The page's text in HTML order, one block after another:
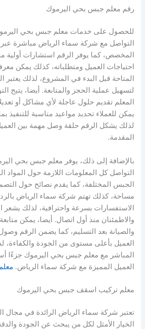
رقم معلم جبس بحي اليرموك
للحصول على خدمات معلم جبس بحي اليرموك
التواصل مع شركة سماء الرياض مباشرة عبر
المخصص، كما يوفر الرقم استشارات أولية
احتياجات العميل ومتطلباته، كذلك يمكن
المتاحة قبل البدء في المشروع، لذلك يعتبر
لتسهيل عملية الحجز والمتابعة. أيضا، يتيح
المعلم تقديم حلول عاجلة لأي مشاكل أو
يمكن للعملاء تحديد مواعيد مناسبة للتنفيذ
لذلك يشكل الرقم حلقة وصل مهمة بين
المقدمة.
بالإضافة إلى ذلك، يوفر معلم جبس بحي
التواصل كل المعلومات اللازمة حول المواد
الجبس المختلفة، كما يقدم نصائح حول
مساحة، كذلك تهتم شركة سماء الرياض
الاستفسارات بسرعة واحترافية، لذلك يشعر
والاطمئنان منذ أول اتصال. أيضا، يمكن
والصيانة بعد التسليم، كما يضمن الرقم
العميل بأعلى مستوى من الجودة والكفاءة،
المباشر مع معلم جبس بحي اليرموك جزءًا
العميل المميزة مع شركة سماء الرياض.
معلم تركيب اسقف جبس بحي اليرموك
تعتبر شركة سماء الرياض الرائدة في مجال
الخيار الأمثل لكل من يبحث عن الجودة